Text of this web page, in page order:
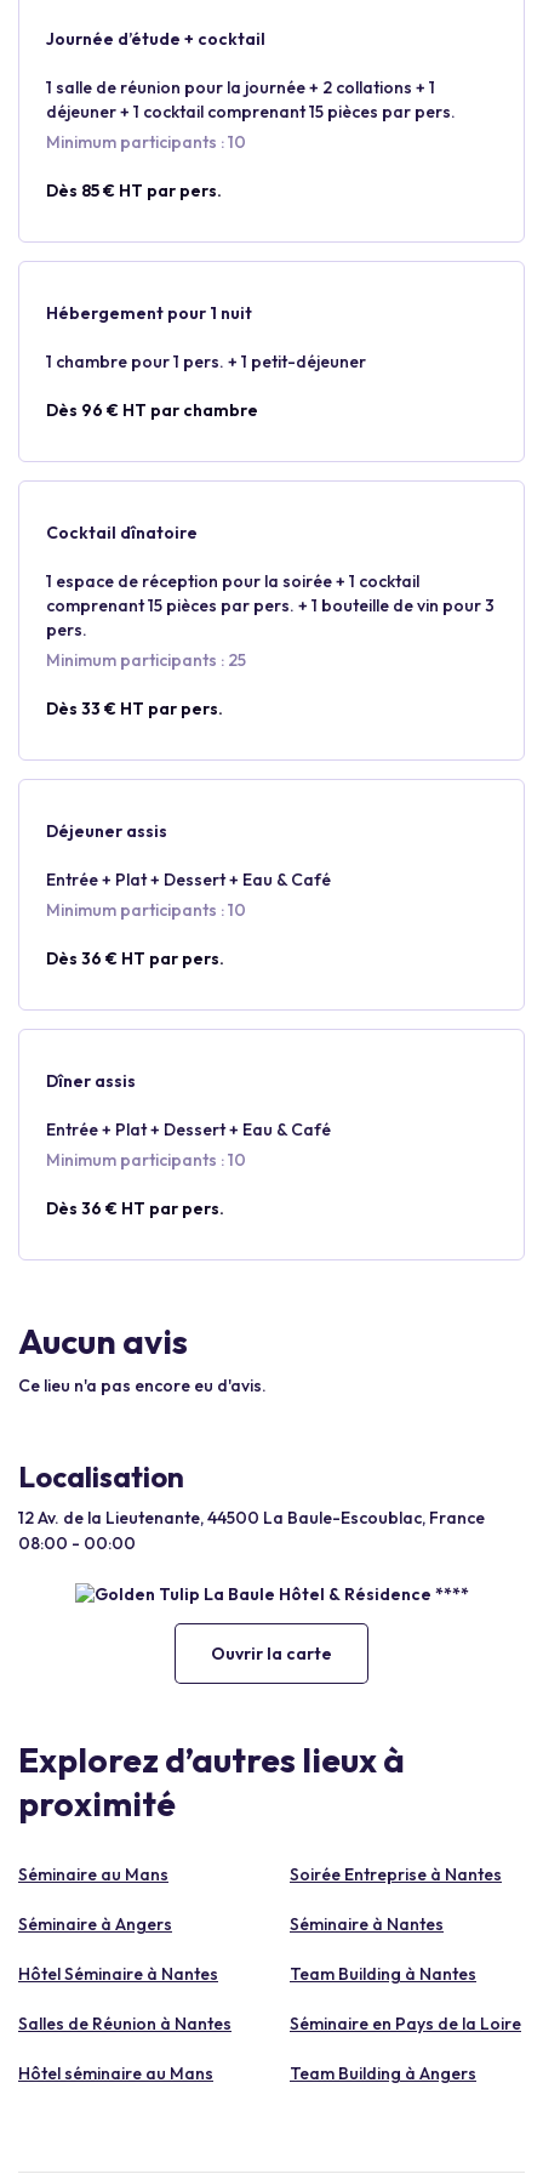
Journée d’étude + cocktail
1 salle de réunion pour la journée + 2 collations + 1
déjeuner + 1 cocktail comprenant 15 pièces par pers.
Minimum participants : 10
Dès 85 € HT par pers.
Hébergement pour 1 nuit
1 chambre pour 1 pers. + 1 petit-déjeuner
Dès 96 € HT par chambre
Cocktail dînatoire
1 espace de réception pour la soirée + 1 cocktail
comprenant 15 pièces par pers. + 1 bouteille de vin pour 3
pers.
Minimum participants : 25
Dès 33 € HT par pers.
Déjeuner assis
Entrée + Plat + Dessert + Eau & Café
Minimum participants : 10
Dès 36 € HT par pers.
Dîner assis
Entrée + Plat + Dessert + Eau & Café
Minimum participants : 10
Dès 36 € HT par pers.
Aucun avis
Ce lieu n'a pas encore eu d'avis.
Localisation
12 Av. de la Lieutenante, 44500 La Baule-Escoublac, France
08:00 - 00:00
Ouvrir la carte
Explorez d’autres lieux à
proximité
Séminaire au Mans Soirée Entreprise à Nantes
Séminaire à Angers Séminaire à Nantes
Hôtel Séminaire à Nantes Team Building à Nantes
Salles de Réunion à Nantes Séminaire en Pays de la Loire
Hôtel séminaire au Mans Team Building à Angers